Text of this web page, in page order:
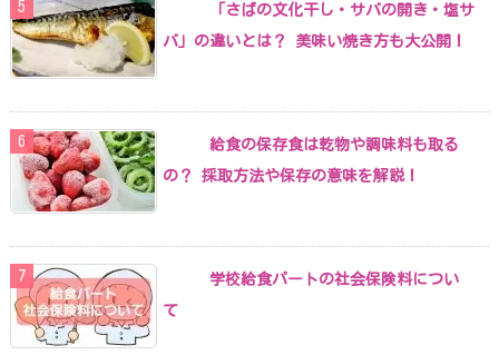
「さばの文化干し・サバの開き・塩サ
バ」の違いとは？ 美味い焼き方も大公開！
給食の保存食は乾物や調味料も取る
の？ 採取方法や保存の意味を解説！
学校給食パートの社会保険料につい
て